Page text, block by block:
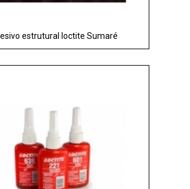
estrutural loctite Sumaré